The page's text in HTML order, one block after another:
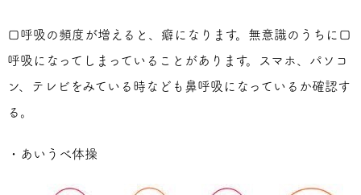
口呼吸の頻度が増えると、癖になります。無意識のうちに口
呼吸になってしまっていることがあります。スマホ、パソコ
ン、テレビをみている時なども鼻呼吸になっているか確認す
る。
・あいうべ体操